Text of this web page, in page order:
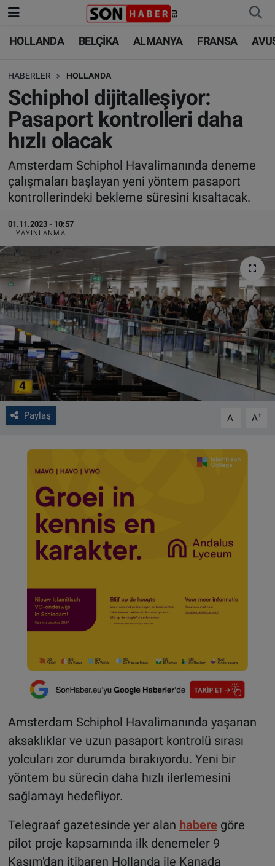
HOLLANDA BELÇİKA ALMANYA FRANSA
HABERLER HOLLANDA
Schiphol dijitalleşiyor:
Pasaport kontrolleri daha
hızlı olacak
Amsterdam Schiphol Havalimanında deneme
çalışmaları başlayan yeni yöntem pasaport
kontrollerindeki bekleme süresini kısaltacak.
01.11.2023 - 10:57
YAYINLANMA
Paylaş A- A+
Amsterdam Schiphol Havalimanında yaşanan
aksaklıklar ve uzun pasaport kontrolü sırası
yolcuları zor durumda bırakıyordu. Yeni bir
yöntem bu sürecin daha hızlı ilerlemesini
sağlamayı hedefliyor.
Telegraaf gazetesinde yer alan haberegöre
pilot proje kapsamında ilk denemeler 9
Kasım'dan itibaren Hollanda ile Kanada
HOLLANDA
BELÇİKA
ALMANYA
FRANSA
AVUSTURYA
SAĞLIK - YAŞAM
BİLİM-TEKNOLOJİ
HOLLANDA
BELÇİKA
ALMANYA
TÜRKİYE
DÜNYA
BİLİM-TEKNOLOJİ
SAĞLIK
FOTO GALERİ
VIDEO GALERİ
ALGEMENE VOORWAARDEN
CONTACT
Çerez Politikası
Nöbetçi Eczaneler
Hava Durumu
Trafik Durumu
Süper Lig Puan Durumu ve Fikstür
Tüm Manşetler
Son Dakika Haberleri
Haber Arşivi